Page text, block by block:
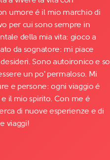
umore é il mio marchio di
per cui sono sempre in
della mia vita: gioco a
da sognatore: mi piace
Sono autoironico e so
un po' permaloso. Mi
e persone: ogni viaggio é
il mio spirito. Con me é
di nuove esperienze e di
viaggi!